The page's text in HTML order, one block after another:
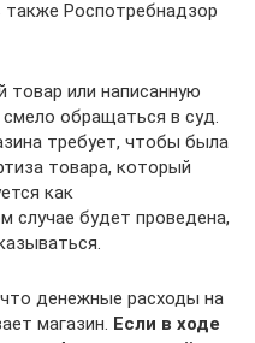
Роспотребнадзор
или написанную
обращаться в суд.
требует, чтобы была
товара, который
как
случае будет проведена,
денежные расходы на
магазин. Если в ходе